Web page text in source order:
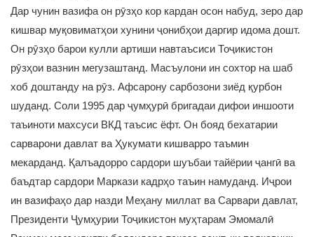
Дар чунин вазифа он рӯзҳо кор кардан осон набуд, зеро дар
кишвар муқовиматҳои хунини ҷонибҳои даргир идома дошт.
Он рӯзҳо барои кулли артиши навтаъсиси Тоҷикистон
рӯзҳои вазнин мегузаштанд. Масъулони ин сохтор на шаб
хоб доштанду на рӯз. Афсарону сарбозони зиёд қурбон
шуданд. Соли 1995 дар ҷумҳурӣ бригадаи дифои иншооти
таъиноти махсуси ВКД таъсис ёфт. Он бояд бехатарии
сарварони давлат ва Ҳукумати кишварро таъмин
мекарданд. Қалъадорро сардори шуъбаи тайёрии ҷангӣ ва
баъдтар сардори Маркази кадрҳо таъин намуданд. Иҷрои
ин вазифаҳо дар назди Меҳану миллат ва Сарвари давлат,
Президенти Ҷумҳурии Тоҷикистон муҳтарам Эмомалӣ